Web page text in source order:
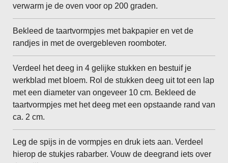
verwarm je de oven voor op 200 graden.
Bekleed de taartvormpjes met bakpapier en vet de
randjes in met de overgebleven roomboter.
Verdeel het deeg in 4 gelijke stukken en bestuif je
werkblad met bloem. Rol de stukken deeg uit tot een lap
met een diameter van ongeveer 10 cm. Bekleed de
taartvormpjes met het deeg met een opstaande rand van
ca. 2 cm.
Leg de spijs in de vormpjes en druk iets aan. Verdeel
hierop de stukjes rabarber. Vouw de deegrand iets over